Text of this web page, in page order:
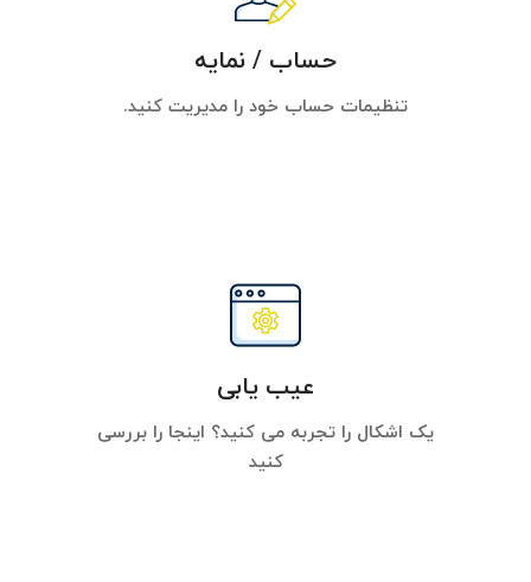
حساب / نمایه
تنظیمات حساب خود را مدیریت کنید.
عیب یابی
یک اشکال را تجربه می کنید؟ اینجا را بررسی
کنید